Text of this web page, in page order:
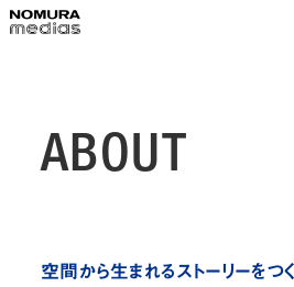
ノムラメディアスとは
展示演出・メンテナンス
ABOUT
空間から生まれるストーリーをつ